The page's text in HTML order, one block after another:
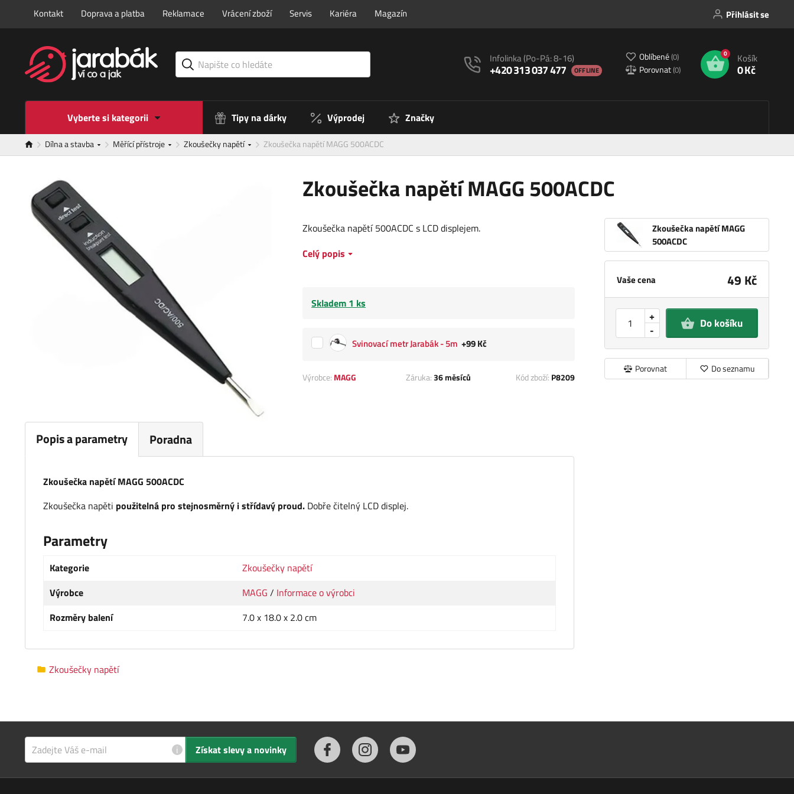
Kontakt Doprava a platba Reklamace Vrácení zboží Servis Kariéra Magazín Přihlásit se
Infolinka(Po-Pá: 8-16)
+420 313 037 477 OFFLINE
Oblíbené(0)
Porovnat(0)
0 Košík
0 Kč
Vyberte si kategorii Tipy na dárky Výprodej Značky
Dílna a stavba Měřící přístroje Zkoušečky napětí Zkoušečka napětí MAGG 500ACDC
Zkoušečka napětí MAGG 500ACDC
Zkoušečka napětí MAGG
500ACDC
Vaše cena 49 Kč
-
+ Do košíku
Porovnat Do seznamu
Zkoušečka napětí 500ACDC s LCD displejem.
Celý popis
Skladem 1 ks
Svinovací metr Jarabák - 5m +99 Kč
Výrobce: MAGG Záruka:36 měsíců Kód zboží: P8209
Popis a parametry Poradna
Zkoušečka napětí MAGG 500ACDC
Zkoušečka napěti použitelná pro stejnosměrný i střídavý proud. Dobře čitelný LCD displej.
Parametry
Kategorie
Zkoušečky napětí
Výrobce
MAGG / Informace o výrobci
Rozměry balení
7.0 x 18.0 x 2.0 cm
Zkoušečky napětí
i Získat slevy a novinky